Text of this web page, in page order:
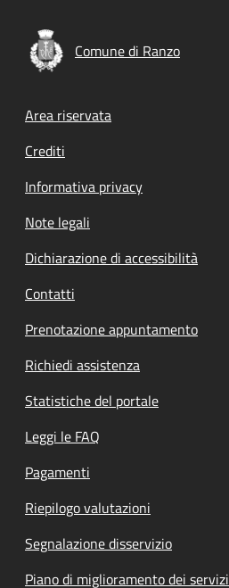
Comune di Ranzo
Footer menu
Area riservata
Crediti
Informativa privacy
Note legali
Dichiarazione di accessibilità
Contatti
Prenotazione appuntamento
Richiedi assistenza
Statistiche del portale
Leggi le FAQ
Pagamenti
Riepilogo valutazioni
Segnalazione disservizio
Piano di miglioramento dei servizi